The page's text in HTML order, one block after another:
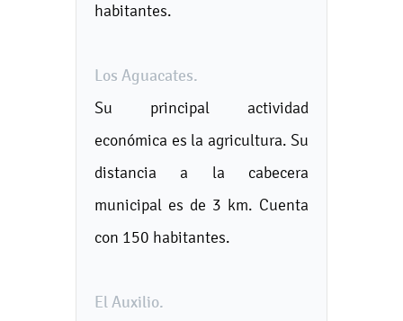
habitantes.
Los Aguacates.
Su principal actividad
económica es la agricultura. Su
distancia a la cabecera
municipal es de 3 km. Cuenta
con 150 habitantes.
El Auxilio.